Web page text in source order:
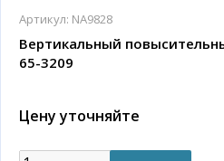
Артикул: NA9828
Вертикальный
65-3209
Цену уточняйте